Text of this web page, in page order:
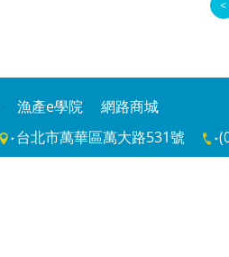
<
漁產e學院
網路商城
台北市萬華區萬大路531號